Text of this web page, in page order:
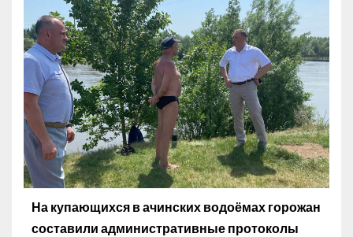
На купающихся в ачинских водоёмах горожан
составили административные протоколы